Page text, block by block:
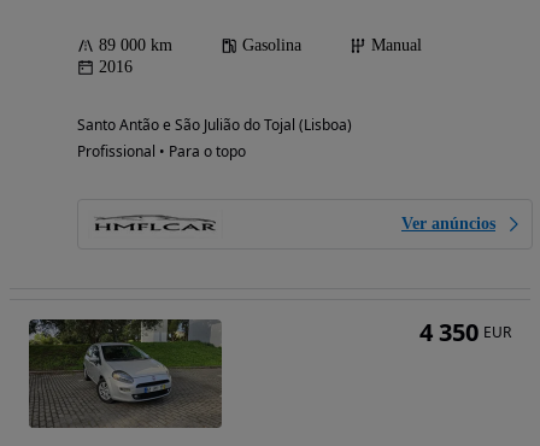
89 000 km Gasolina
Manual
2016
Santo Antão e São Julião do Tojal (Lisboa)
Profissional • Para o topo
Ver anúncios
4 350 EUR